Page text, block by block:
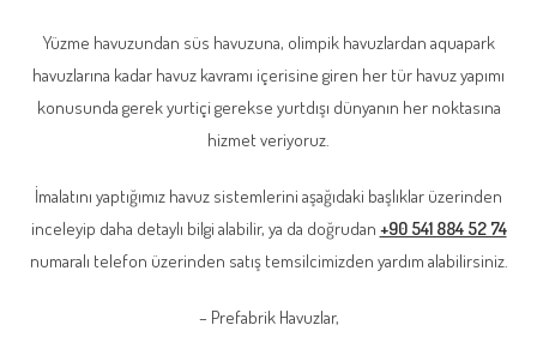
Yüzme havuzundan süs havuzuna, olimpik havuzlardan aquapark
havuzlarına kadar havuz kavramı içerisine giren her tür havuz yapımı
konusunda gerek yurtiçi gerekse yurtdışı dünyanın her noktasına
hizmet veriyoruz.
İmalatını yaptığımız havuz sistemlerini aşağıdaki başlıklar üzerinden
inceleyip daha detaylı bilgi alabilir, ya da doğrudan +90 541 884 52 74
numaralı telefon üzerinden satış temsilcimizden yardım alabilirsiniz.
– Prefabrik Havuzlar,